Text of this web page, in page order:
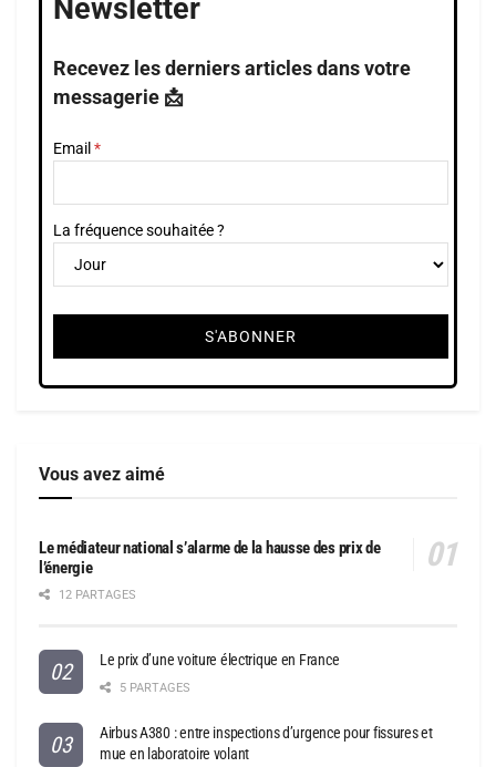
Newsletter
Recevez les derniers articles dans votre
messagerie 📩
Email
La fréquence souhaitée ?
Vous avez aimé
Le médiateur national s’alarme de la hausse des prix de
l’énergie
12 PARTAGES
Le prix d’une voiture électrique en France
5 PARTAGES
Airbus A380 : entre inspections d’urgence pour fissures et
mue en laboratoire volant